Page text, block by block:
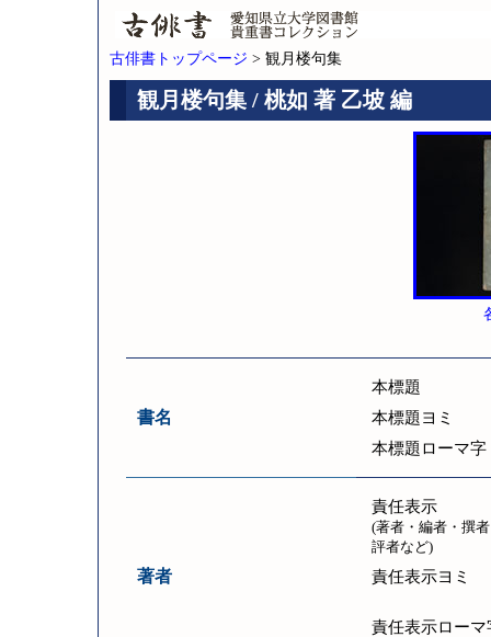
古俳書トップページ > 観月楼句集
観月楼句集 / 桃如 著 乙坡 編
書名
本標題
本標題ヨミ
本標題ローマ字
著者
責任表示
(著者・編者・撰
評者など)
責任表示ヨミ
責任表示ローマ